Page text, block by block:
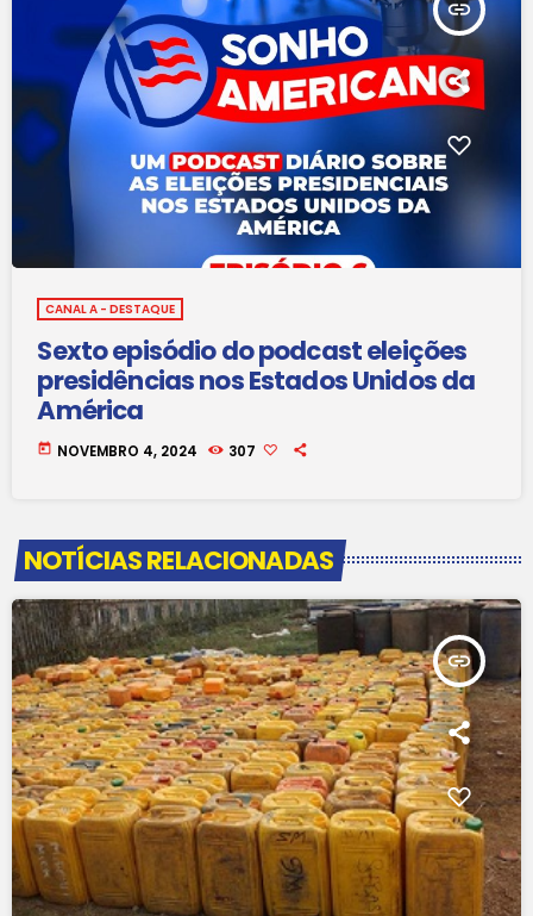
insert_link
CANAL A - DESTAQUE
Sexto episódio do podcast eleições
presidências nos Estados Unidos da
América
today NOVEMBRO 4, 2024 307
NOTÍCIAS RELACIONADAS
insert_link